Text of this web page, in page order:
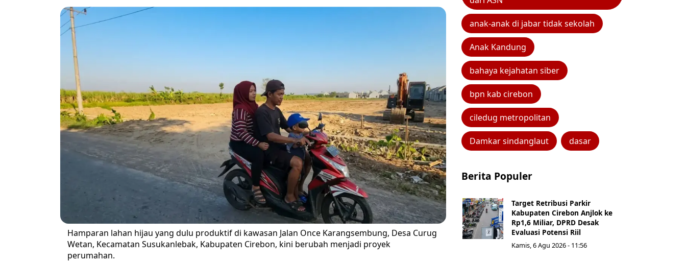
Hamparan lahan hijau yang dulu produktif di kawasan Jalan Once Karangsembung, Desa Curug
Wetan, Kecamatan Susukanlebak, Kabupaten Cirebon, kini berubah menjadi proyek
perumahan.
anak-anak di jabar tidak sekolah
Anak Kandung
bahaya kejahatan siber
bpn kab cirebon
ciledug metropolitan
Damkar sindanglaut dasar
Berita Populer
Target Retribusi Parkir
Kabupaten Cirebon Anjlok ke
Rp1,6 Miliar, DPRD Desak
Evaluasi Potensi Riil
Kamis, 6 Agu 2026 - 11:56